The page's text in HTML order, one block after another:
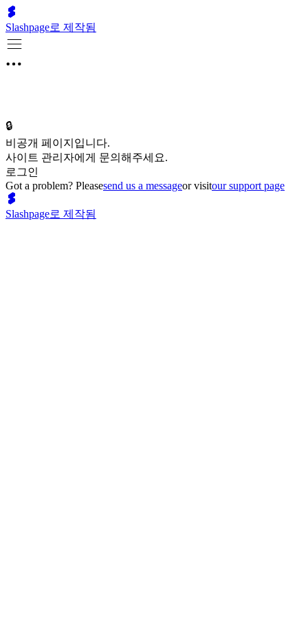
Slashpage로 제작됨
🔒
비공개 페이지입니다.
사이트 관리자에게 문의해주세요.
로그인
Got a problem? Pleasesend us a messageor visitour support page
Slashpage로 제작됨